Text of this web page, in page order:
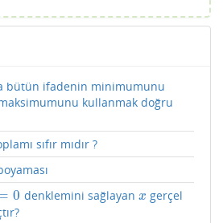
bütün ifadenin minimumunu
kullanmak doğru
sıfır mıdır ?
0 denklemini sağlayan x
x gerçel